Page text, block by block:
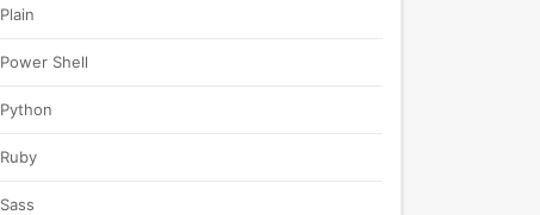
Plain
Power Shell
Python
Ruby
Sass